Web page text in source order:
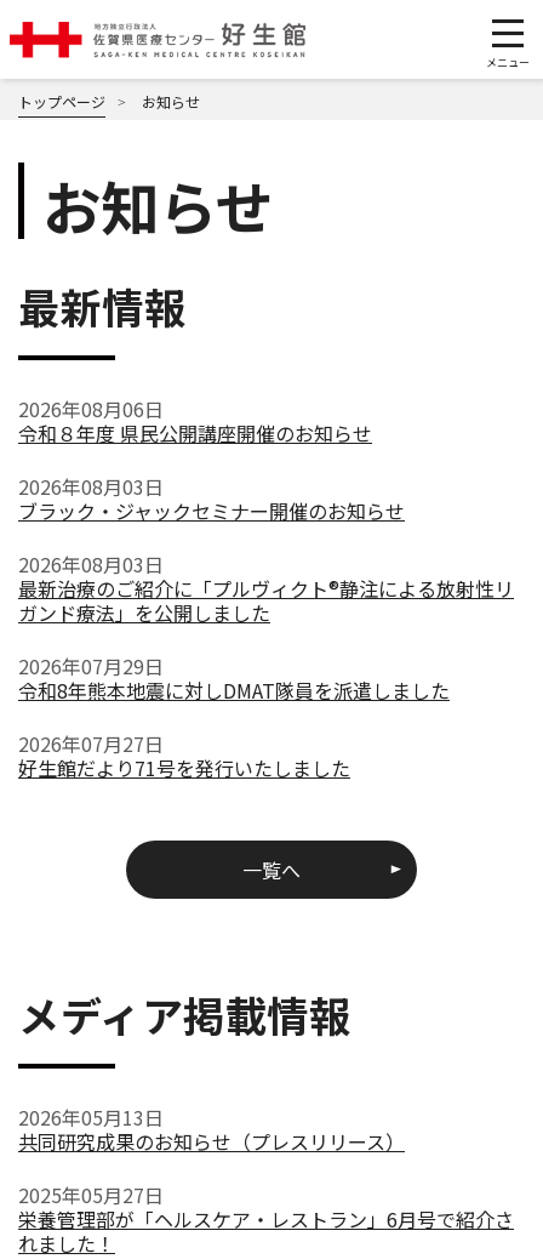
トップページ お知らせ
お知らせ
最新情報
2026年08月06日
令和８年度 県民公開講座開催のお知らせ
2026年08月03日
ブラック・ジャックセミナー開催のお知らせ
2026年08月03日
最新治療のご紹介に「プルヴィクト®静注による放射性リ
ガンド療法」を公開しました
2026年07月29日
令和8年熊本地震に対しDMAT隊員を派遣しました
2026年07月27日
好生館だより71号を発行いたしました
一覧へ
メディア掲載情報
2026年05月13日
共同研究成果のお知らせ（プレスリリース）
2025年05月27日
栄養管理部が「ヘルスケア・レストラン」6月号で紹介さ
れました！